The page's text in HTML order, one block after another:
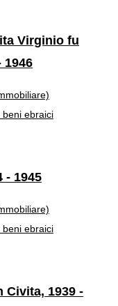
Virginio fu
1946
beni ebraici
- 1945
beni ebraici
Civita, 1939 -